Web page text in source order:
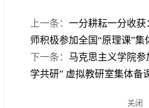
上一条： 一分耕耘一分收
师积极参加全国“原理课”集
下一条： 马克思主义学院参
学共研” 虚拟教研室集体备
关闭